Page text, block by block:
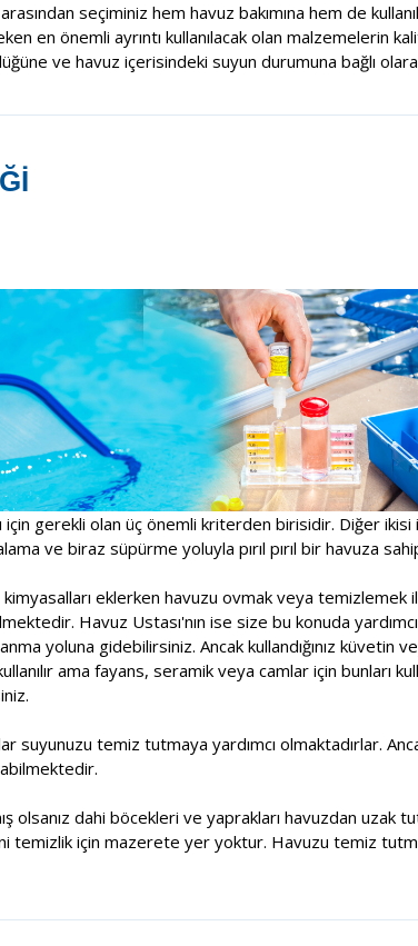
seçiminiz hem havuz bakımına hem de
en önemli ayrıntı kullanılacak olan malzemelerin
ve havuz içerisindeki suyun durumuna bağlı
için gerekli olan üç önemli kriterden birisidir. Diğer ikisi
ve biraz süpürme yoluyla pırıl pırıl bir havuza
eklerken havuzu ovmak veya temizlemek
Havuz Ustası'nın ise size bu konuda
yoluna gidebilirsiniz. Ancak kullandığınız küvetin
ama fayans, seramik veya camlar için bunları
suyunuzu temiz tutmaya yardımcı olmaktadırlar.
olsanız dahi böcekleri ve yaprakları havuzdan uzak
temizlik için mazerete yer yoktur. Havuzu temiz